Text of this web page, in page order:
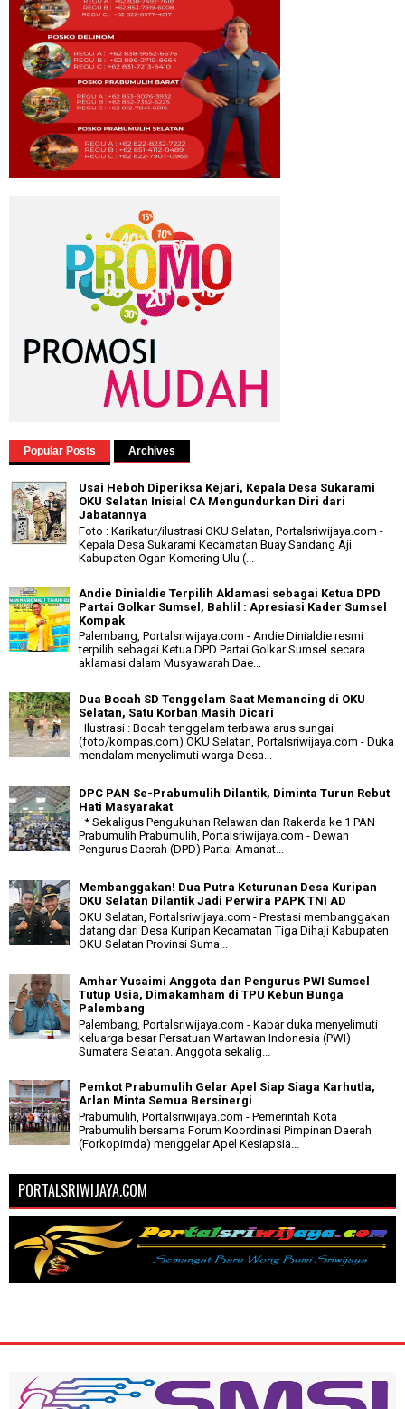
Popular Posts Archives
Usai Heboh Diperiksa Kejari, Kepala Desa Sukarami
OKU Selatan Inisial CA Mengundurkan Diri dari
Jabatannya
Foto : Karikatur/ilustrasi OKU Selatan, Portalsriwijaya.com -
Kepala Desa Sukarami Kecamatan Buay Sandang Aji
Kabupaten Ogan Komering Ulu (...
Andie Dinialdie Terpilih Aklamasi sebagai Ketua DPD
Partai Golkar Sumsel, Bahlil : Apresiasi Kader Sumsel
Kompak
Palembang, Portalsriwijaya.com - Andie Dinialdie resmi
terpilih sebagai Ketua DPD Partai Golkar Sumsel secara
aklamasi dalam Musyawarah Dae...
Dua Bocah SD Tenggelam Saat Memancing di OKU
Selatan, Satu Korban Masih Dicari
Ilustrasi : Bocah tenggelam terbawa arus sungai
(foto/kompas.com) OKU Selatan, Portalsriwijaya.com - Duka
mendalam menyelimuti warga Desa...
DPC PAN Se-Prabumulih Dilantik, Diminta Turun Rebut
Hati Masyarakat
* Sekaligus Pengukuhan Relawan dan Rakerda ke 1 PAN
Prabumulih Prabumulih, Portalsriwijaya.com - Dewan
Pengurus Daerah (DPD) Partai Amanat...
Membanggakan! Dua Putra Keturunan Desa Kuripan
OKU Selatan Dilantik Jadi Perwira PAPK TNI AD
OKU Selatan, Portalsriwijaya.com - Prestasi membanggakan
datang dari Desa Kuripan Kecamatan Tiga Dihaji Kabupaten
OKU Selatan Provinsi Suma...
Amhar Yusaimi Anggota dan Pengurus PWI Sumsel
Tutup Usia, Dimakamham di TPU Kebun Bunga
Palembang
Palembang, Portalsriwijaya.com - Kabar duka menyelimuti
keluarga besar Persatuan Wartawan Indonesia (PWI)
Sumatera Selatan. Anggota sekalig...
Pemkot Prabumulih Gelar Apel Siap Siaga Karhutla,
Arlan Minta Semua Bersinergi
Prabumulih, Portalsriwijaya.com - Pemerintah Kota
Prabumulih bersama Forum Koordinasi Pimpinan Daerah
(Forkopimda) menggelar Apel Kesiapsia...
PORTALSRIWIJAYA.COM